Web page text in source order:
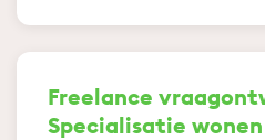
Freelance
Specialisatie wonen